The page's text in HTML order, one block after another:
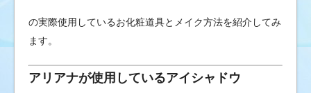
の実際使用しているお化粧道具とメイク方法を紹介してみ
ます。
アリアナが使用しているアイシャドウ